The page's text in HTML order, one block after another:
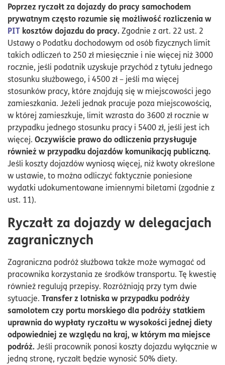
Poprzez ryczałt za dojazdy do pracy samochodem
prywatnym często rozumie się możliwość rozliczenia w
PIT kosztów dojazdu do pracy.Zgodnie z art. 22 ust. 2
Ustawy o Podatku dochodowym od osób fizycznych limit
takich odliczeń to 250 zł miesięcznie i nie więcej niż 3000
rocznie, jeśli podatnik uzyskuje przychód z tytułu jednego
stosunku służbowego, i 4500 zł – jeśli ma więcej
stosunków pracy, które znajdują się w miejscowości jego
zamieszkania. Jeżeli jednak pracuje poza miejscowością,
w której zamieszkuje, limit wzrasta do 3600 zł rocznie w
przypadku jednego stosunku pracy i 5400 zł, jeśli jest ich
więcej. Oczywiście prawo do odliczenia przysługuje
również w przypadku dojazdów komunikacją publiczną.
Jeśli koszty dojazdów wyniosą więcej, niż kwoty określone
w ustawie, to można odliczyć faktycznie poniesione
wydatki udokumentowane imiennymi biletami (zgodnie z
ust. 11).
Ryczałt za dojazdy w delegacjach
zagranicznych
Zagraniczna podróż służbowa także może wymagać od
pracownika korzystania ze środków transportu. Tę kwestię
również regulują przepisy. Rozróżniają przy tym dwie
sytuacje. Transfer z lotniska w przypadku podróży
samolotem czy portu morskiego dla podróży statkiem
uprawnia do wypłaty ryczałtu w wysokości jednej diety
odpowiedniej ze względu na kraj, w którym ma miejsce
podróż.Jeśli pracownik ponosi koszty dojazdu wyłącznie w
jedną stronę, ryczałt będzie wynosić 50% diety.